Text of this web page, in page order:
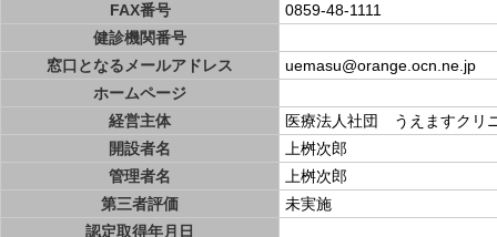
FAX番号
0859-48-1111
健診機関番号
窓口となるメールアドレス
uemasu@orange.ocn.ne.jp
ホームページ
経営主体
医療法人社団 うえますクリ
開設者名
上桝次郎
管理者名
上桝次郎
第三者評価
未実施
認定取得年月日